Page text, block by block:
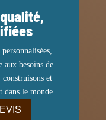
aux besoins de
et
dans le monde.